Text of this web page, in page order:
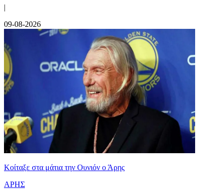
|
09-08-2026
Κοίταξε στα μάτια την Ουνιόν ο Άρης
ΑΡΗΣ